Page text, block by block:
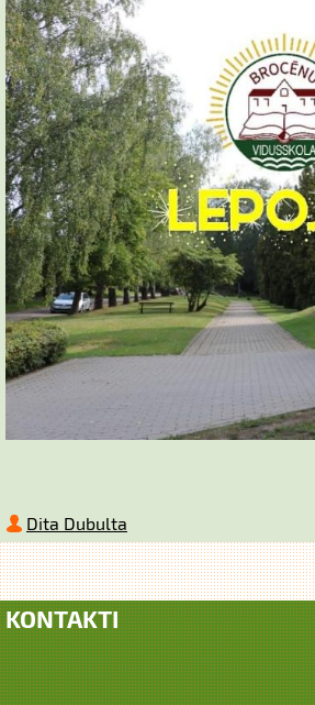
Dita Dubulta
KONTAKTI